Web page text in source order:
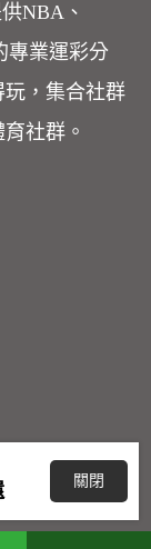
關閉
NBA、
專業運彩分
，集合社群
社群。